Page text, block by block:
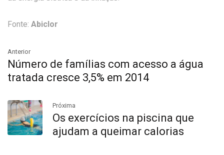
Fonte: Abiclor
Anterior
Número de famílias com acesso a água
tratada cresce 3,5% em 2014
Próxima
Os exercícios na piscina que
ajudam a queimar calorias